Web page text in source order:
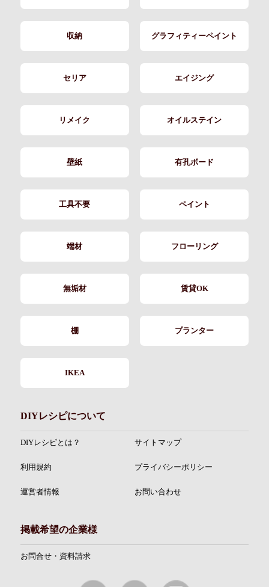
収納 グラフィティーペイント
セリア エイジング
リメイク オイルステイン
壁紙 有孔ボード
工具不要 ペイント
端材 フローリング
無垢材 賃貸OK
棚 プランター
IKEA
DIYレシピについて
DIYレシピとは？ サイトマップ
利用規約 プライバシーポリシー
運営者情報 お問い合わせ
掲載希望の企業様
お問合せ・資料請求